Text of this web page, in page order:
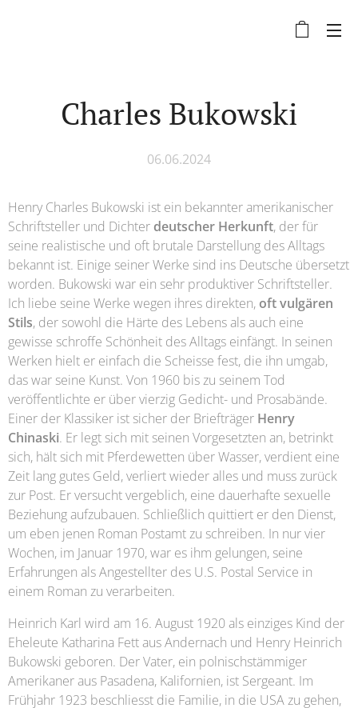
Charles Bukowski
06.06.2024
Henry Charles Bukowski ist ein bekannter amerikanischer
Schriftsteller und Dichter deutscher Herkunft, der für
seine realistische und oft brutale Darstellung des Alltags
bekannt ist. Einige seiner Werke sind ins Deutsche übersetzt
worden. Bukowski war ein sehr produktiver Schriftsteller.
Ich liebe seine Werke wegen ihres direkten, oft vulgären
Stils, der sowohl die Härte des Lebens als auch eine
gewisse schroffe Schönheit des Alltags einfängt. In seinen
Werken hielt er einfach die Scheisse fest, die ihn umgab,
das war seine Kunst. Von 1960 bis zu seinem Tod
veröffentlichte er über vierzig Gedicht- und Prosabände.
Einer der Klassiker ist sicher der Briefträger Henry
Chinaski. Er legt sich mit seinen Vorgesetzten an, betrinkt
sich, hält sich mit Pferdewetten über Wasser, verdient eine
Zeit lang gutes Geld, verliert wieder alles und muss zurück
zur Post. Er versucht vergeblich, eine dauerhafte sexuelle
Beziehung aufzubauen. Schließlich quittiert er den Dienst,
um eben jenen Roman Postamt zu schreiben. In nur vier
Wochen, im Januar 1970, war es ihm gelungen, seine
Erfahrungen als Angestellter des U.S. Postal Service in
einem Roman zu verarbeiten.
Heinrich Karl wird am 16. August 1920 als einziges Kind der
Eheleute Katharina Fett aus Andernach und Henry Heinrich
Bukowski geboren. Der Vater, ein polnischstämmiger
Amerikaner aus Pasadena, Kalifornien, ist Sergeant. Im
Frühjahr 1923 beschliesst die Familie, in die USA zu gehen,